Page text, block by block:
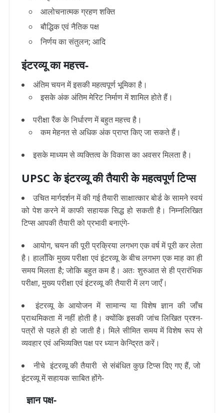
आलोचनात्मक ग्रहण शक्ति
बौद्धिक एवं नैतिक पक्ष
निर्णय का संतुलन; आदि
इंटरव्यूका महत्त्व-
अंतिम चयन में इसकी महत्वपूर्ण भूमिका है।
इसके अंक अंतिम मेरिट निर्माण में शामिल होते हैं।
परीक्षा रैंक के निर्धारण में बहुत महत्त्व है।
कम मेहनत से अधिक अंक प्राप्त किए जा सकते हैं।
इसके माध्यम से व्यक्तित्व के विकास का अवसर मिलता है।
UPSC के इंटरव्यू की तैयारी के महत्वपूर्ण टिप्स
उचित मार्गदर्शन में की गई तैयारी साक्षात्कार बोर्ड के सामने स्वयं
को पेश करने में काफी सहायक सिद्ध हो सकती है । निम्नलिखित
टिप्स आपकी तैयारी को प्रभावी बनाएंगे-
आयोग, चयन की पूरी प्रक्रिया लगभग एक वर्ष में पूरी कर लेता
है । हालाँकि मुख्य परीक्षा एवं इंटरव्यू के बीच लगभग एक माह का ही
समय मिलता है; जोकि बहुत कम है। अतः शुरुआत से ही प्रारंभिक
परीक्षा, मुख्य परीक्षा एवं इंटरव्यूकीतैयारी में लग जाएँ।
इंटरव्यू के आयोजन में सामान्य या विशेष ज्ञान की जाँच
प्राथमिकता में नहीं होती है । क्योंकि इसकी जांच लिखित प्रश्न-
पत्रों से पहले ही हो जाती है। मिले सीमित समय में विशेष रूप से
व्यवहार एवं अभिव्यक्ति पक्ष पर ध्यान केन्द्रित करें।
नीचे इंटरव्यू की तैयारी से संबंधित कुछ टिप्स दिए गए हैं, जो
इंटरव्यू में सहायक साबित होंगे-
ज्ञान पक्ष-